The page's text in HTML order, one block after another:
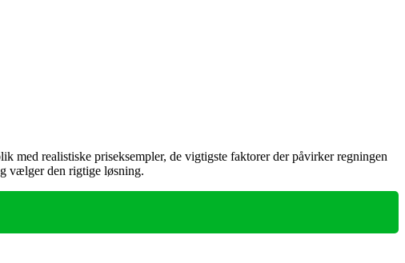
med realistiske priseksempler, de vigtigste faktorer der påvirker regningen
vælger den rigtige løsning.